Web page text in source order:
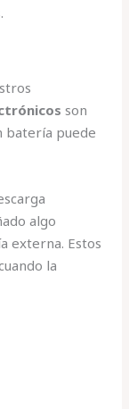
son
batería puede
algo
externa. Estos
la